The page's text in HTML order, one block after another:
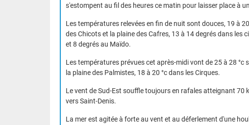
s'estompent au fil des heures ce matin pour laisser place à
Les températures relevées en fin de nuit sont douces, 19 à
des Chicots et la plaine des Cafres, 13 à 14 degrés dans les
et 8 degrés au Maïdo.
Les températures prévues cet après-midi vont de 25 à 28 °c
la plaine des Palmistes, 18 à 20 °c dans les Cirques.
Le vent de Sud-Est souffle toujours en rafales atteignant
vers Saint-Denis.
La mer est agitée à forte au vent et au déferlement d'une